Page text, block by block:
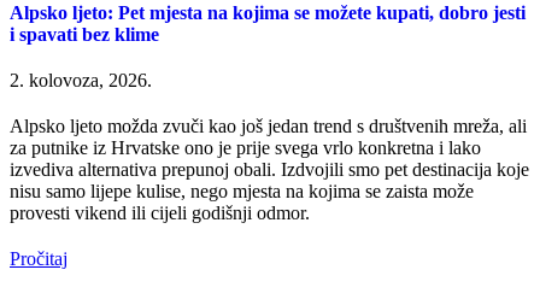
Alpsko ljeto: Pet mjesta na kojima se možete kupati, dobro jesti
i spavati bez klime
2. kolovoza, 2026.
Alpsko ljeto možda zvuči kao još jedan trend s društvenih mreža, ali
za putnike iz Hrvatske ono je prije svega vrlo konkretna i lako
izvediva alternativa prepunoj obali. Izdvojili smo pet destinacija koje
nisu samo lijepe kulise, nego mjesta na kojima se zaista može
provesti vikend ili cijeli godišnji odmor.
Pročitaj